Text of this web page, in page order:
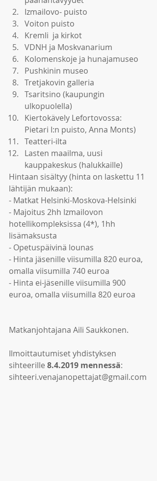
Izmailovo- puisto
Voiton puisto
Kremli  ja kirkot
VDNH ja Moskvanarium
Kolomenskoje ja hunajamuseo
Pushkinin museo
Tretjakovin galleria
Tsaritsino (kaupungin
ulkopuolella)
Kiertokävely Lefortovossa:
Pietari I:n puisto, Anna Monts)
Teatteri-ilta
Lasten maailma, uusi
kauppakeskus (halukkaille)
Hintaan sisältyy (hinta on laskettu 11
lähtijän mukaan):
- Matkat Helsinki-Moskova-Helsinki
- Majoitus 2hh Izmailovon
hotellikompleksissa (4*), 1hh
lisämaksusta
- Opetuspäivinä lounas
- Hinta jäsenille viisumilla 820 euroa,
omalla viisumilla 740 euroa
- Hinta ei-jäsenille viisumilla 900
euroa, omalla viisumilla 820 euroa
Matkanjohtajana Aili Saukkonen.
Ilmoittautumiset yhdistyksen
sihteerille 8.4.2019 mennessä:
sihteeri.venajanopettajat@gmail.com